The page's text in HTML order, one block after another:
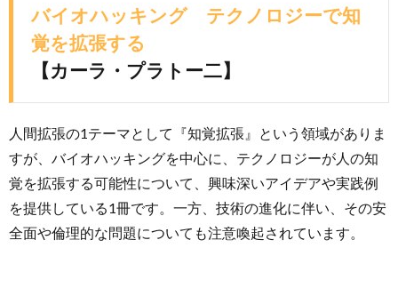
バイオハッキング テクノロジーで知
覚を拡張する
【カーラ・プラトー二】
人間拡張の1テーマとして『知覚拡張』という領域がありま
すが、バイオハッキングを中心に、テクノロジーが人の知
覚を拡張する可能性について、興味深いアイデアや実践例
を提供している1冊です。一方、技術の進化に伴い、その安
全面や倫理的な問題についても注意喚起されています。